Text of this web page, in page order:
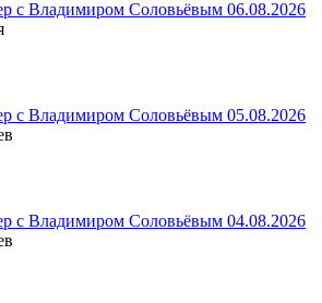
с Владимиром Соловьёвым 06.08.2026
с Владимиром Соловьёвым 05.08.2026
с Владимиром Соловьёвым 04.08.2026